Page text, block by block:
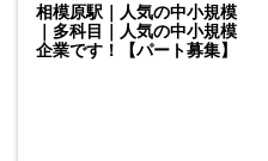
相模原駅｜人気の中小規模
｜多科目｜人気の中小規模
企業です！【パート募集】